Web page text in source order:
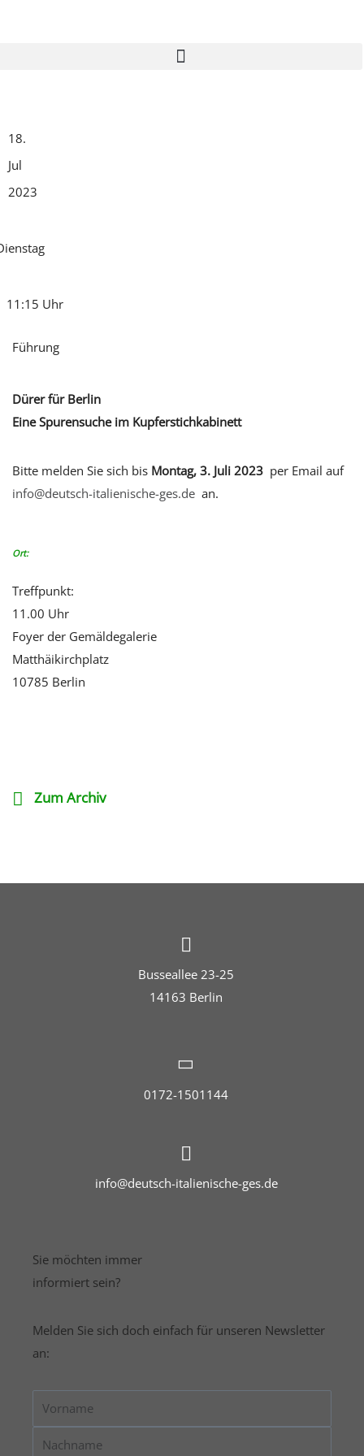
18.
Jul
2023
11:15 Uhr
Führung
Dürer für Berlin
Eine Spurensuche im Kupferstichkabinett
Bitte melden Sie sich bis Montag, 3. Juli 2023 per Email auf
info@deutsch-italienische-ges.de an.
Ort:
Treffpunkt:
11.00 Uhr
Foyer der Gemäldegalerie
Matthäikirchplatz
10785 Berlin
Zum Archiv
Busseallee 23-25
14163 Berlin
0172-1501144
info@deutsch-italienische-ges.de
Sie möchten immer
informiert sein?
Melden Sie sich doch einfach für unseren Newsletter
an:
Vorname
Nachname